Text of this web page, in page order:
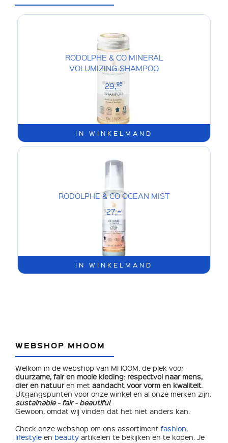
IN WINKELMAND
RODOLPHE & CO MINERAL
VOLUMIZING SHAMPOO
29,95
IN WINKELMAND
RODOLPHE & CO OCEAN MIST
27,=
WEBSHOP MHOOM
Welkom in de webshop van MHOOM: de plek voor
duurzame, fair en mooie kleding: respectvol naar mens,
dier en natuuren met aandacht voor vorm en kwaliteit
Uitgangspunten voor onze winkel en al onze merken zijn:
sustainable - fair - beautiful.
Gewoon, omdat wij vinden dat het niet anders kan.
Check onze webshop om ons assortiment fashion
lifestyle en beauty artikelen te bekijken en te kopen. Je